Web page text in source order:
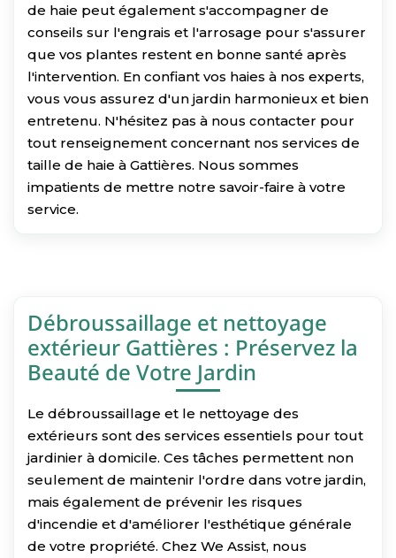
de haie peut également s'accompagner de
conseils sur l'engrais et l'arrosage pour s'assurer
que vos plantes restent en bonne santé après
l'intervention. En confiant vos haies à nos experts,
vous vous assurez d'un jardin harmonieux et bien
entretenu. N'hésitez pas à nous contacter pour
tout renseignement concernant nos services de
taille de haie à Gattières. Nous sommes
impatients de mettre notre savoir-faire à votre
service.
Débroussaillage et nettoyage
extérieur Gattières : Préservez la
Beauté de Votre Jardin
Le débroussaillage et le nettoyage des
extérieurs sont des services essentiels pour tout
jardinier à domicile. Ces tâches permettent non
seulement de maintenir l'ordre dans votre jardin,
mais également de prévenir les risques
d'incendie et d'améliorer l'esthétique générale
de votre propriété. Chez We Assist, nous